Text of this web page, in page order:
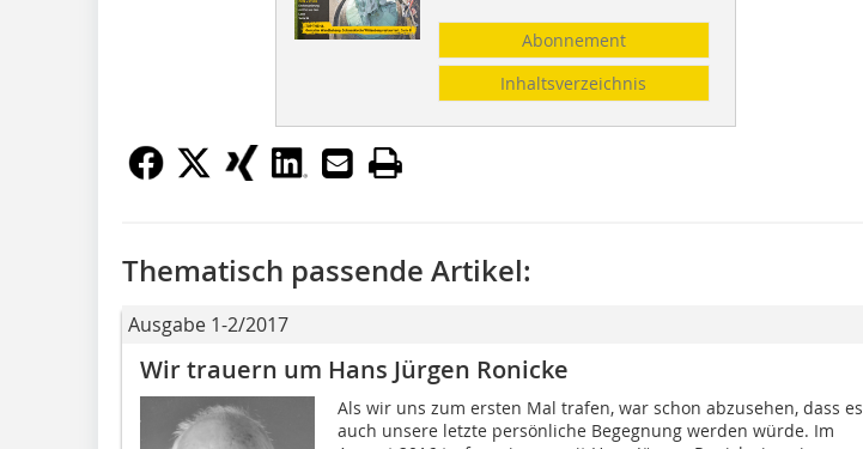
Abonnement
Inhaltsverzeichnis
Thematisch passende Artikel:
Ausgabe 1-2/2017
Wir trauern um Hans Jürgen Ronicke
Als wir uns zum ersten Mal trafen, war schon abzusehen, dass es
auch unsere letzte persönliche Begegnung werden würde. Im